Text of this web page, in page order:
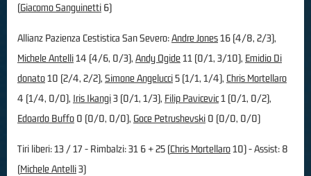
(Giacomo Sanguinetti 6)
Allianz Pazienza Cestistica San Severo:Andre Jones16 (4/8, 2/3),
Michele Antelli14 (4/6, 0/3), Andy Ogide11 (0/1, 3/10), Emidio Di
donato10 (2/4, 2/2), Simone Angelucci5 (1/1, 1/4), Chris Mortellaro
4 (1/4, 0/0), Iris Ikangi3 (0/1, 1/3), Filip Pavicevic1 (0/1, 0/2),
Edoardo Buffo 0 (0/0, 0/0), Goce Petrushevski 0 (0/0, 0/0)
Tiri liberi: 13 / 17 - Rimbalzi: 31 6 + 25 (Chris Mortellaro10) - Assist: 8
(Michele Antelli3)